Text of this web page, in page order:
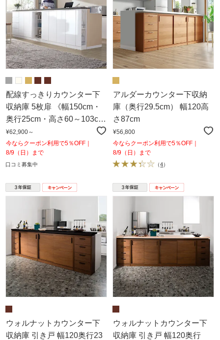
配線すっきりカウンター下
収納庫 5枚扉 《幅150cm・
奥行25cm・高さ60～103cm
／高さ1cm単位オーダー》
¥62,900～
今ならクーポン利用で5％OFF｜
8/9（日）まで
口コミ募集中
アルダーカウンター下収納
庫（奥行29.5cm） 幅120高
さ87cm
¥56,800
今ならクーポン利用で5％OFF｜
8/9（日）まで
（4）
ウォルナットカウンター下
収納庫 引き戸 幅120奥行23
ウォルナットカウンター下
収納庫 引き戸 幅120奥行